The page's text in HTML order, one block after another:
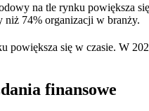
na tle rynku powiększa
niż 74% organizacji w branży.
powiększa się w czasie. W
finansowe